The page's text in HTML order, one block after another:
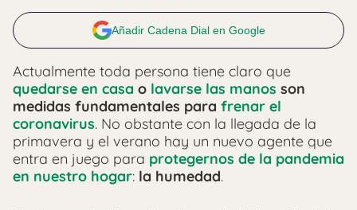
Añadir Cadena Dial en Google
Actualmente toda persona tiene claro que
quedarse en casa o lavarse las manos son
medidas fundamentales para frenar el
coronavirus. No obstante con la llegada de la
primavera y el verano hay un nuevo agente que
entra en juego para protegernos de la pandemia
en nuestro hogar: la humedad.